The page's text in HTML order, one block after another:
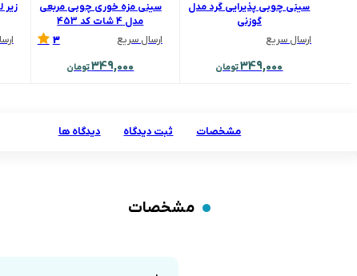
سینی چوبی پذیرایی گرد مدل
گوزنی
ارسال سریع
349,000تومان
سینی مزه خوری چوبی مربعی
مدل 4 شات کد 453
ارسال سریع
3
349,000تومان
زیر
مشخصات ثبت دیدگاه دیدگاه ها
مشخصات